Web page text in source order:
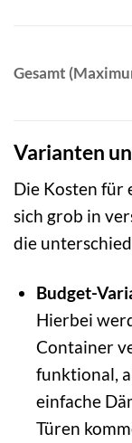
Gesamt
Varianten
Die Kosten für
sich grob in
die
Budget-
Hierbei
Container
funktional,
einfache
Türen